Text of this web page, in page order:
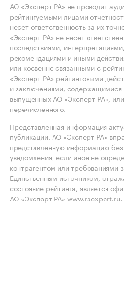
АО «Эксперт РА» не проводит
рейтингуемыми лицами
несёт ответственность за их
«Эксперт РА» не несет
последствиями,
рекомендациями и иными
или косвенно связанными с
«Эксперт РА» рейтинговыми
и заключениями, содержащимися
выпущенных АО «Эксперт РА»,
перечисленного.
Представленная информация
публикации. АО «Эксперт РА»
представленную информацию без
уведомления, если иное не
контрагентом или требованиями
Единственным источником,
состояние рейтинга, является
АО «Эксперт РА» www.raexpert.ru.